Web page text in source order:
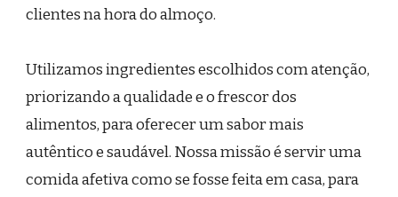
clientes na hora do almoço.
Utilizamos ingredientes escolhidos com atenção,
priorizando a qualidade e o frescor dos
alimentos, para oferecer um sabor mais
autêntico e saudável. Nossa missão é servir uma
comida afetiva como se fosse feita em casa, para